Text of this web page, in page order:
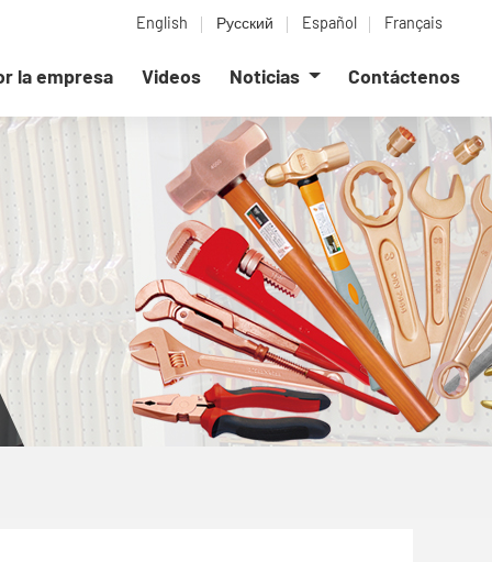
English Русский Español Français
la empresa Videos Noticias Contáctenos